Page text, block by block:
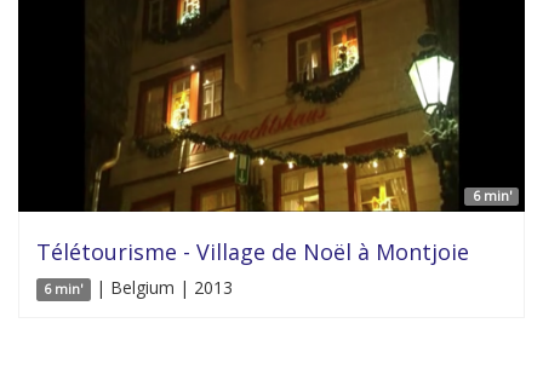
6 min'
Télétourisme - Village de Noël à Montjoie
6 min' | Belgium | 2013